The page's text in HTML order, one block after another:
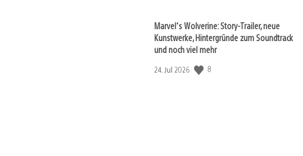
Marvel‘s Wolverine: Story-Trailer, neue
Kunstwerke, Hintergründe zum Soundtrack
und noch viel mehr
Veröffentlichungsdatum:
24. Jul 2026 8